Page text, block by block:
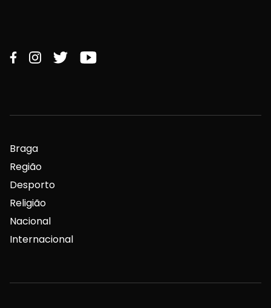
Braga
Região
Desporto
Religião
Nacional
Internacional